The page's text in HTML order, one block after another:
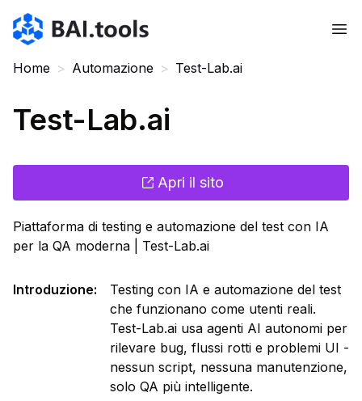
Bai.tools
Home > Automazione > Test-Lab.ai
Test-Lab.ai
Apri il sito
Piattaforma di testing e automazione del test con IA
per la QA moderna | Test-Lab.ai
Introduzione:
Testing con IA e automazione del test
che funzionano come utenti reali.
Test-Lab.ai usa agenti AI autonomi per
rilevare bug, flussi rotti e problemi UI -
nessun script, nessuna manutenzione,
solo QA più intelligente.